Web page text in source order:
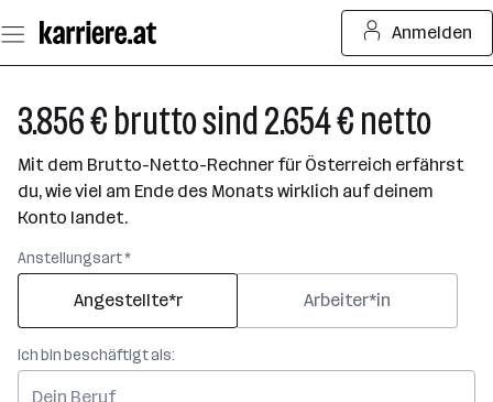
Seiteninhalt
springen
Anmelden
3.856 € brutto sind 2.654 € netto
Mit dem Brutto-Netto-Rechner für Österreich erfährst
du, wie viel am Ende des Monats wirklich auf deinem
Konto landet.
Anstellungsart *
Angestellte*r Arbeiter*in
Ich bin beschäftigt als: